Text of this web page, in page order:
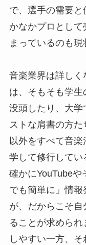
で、選手の需要
かなかプロとし
まっているのも現
音楽業界は詳しく
は、そもそも学
没頭したり、大学
ストな肩書の方
以外をすべて音
学して修行してい
確かにYouTube
でも簡単に」情
が、だからこそ
ることが求めら
しやすい一方、